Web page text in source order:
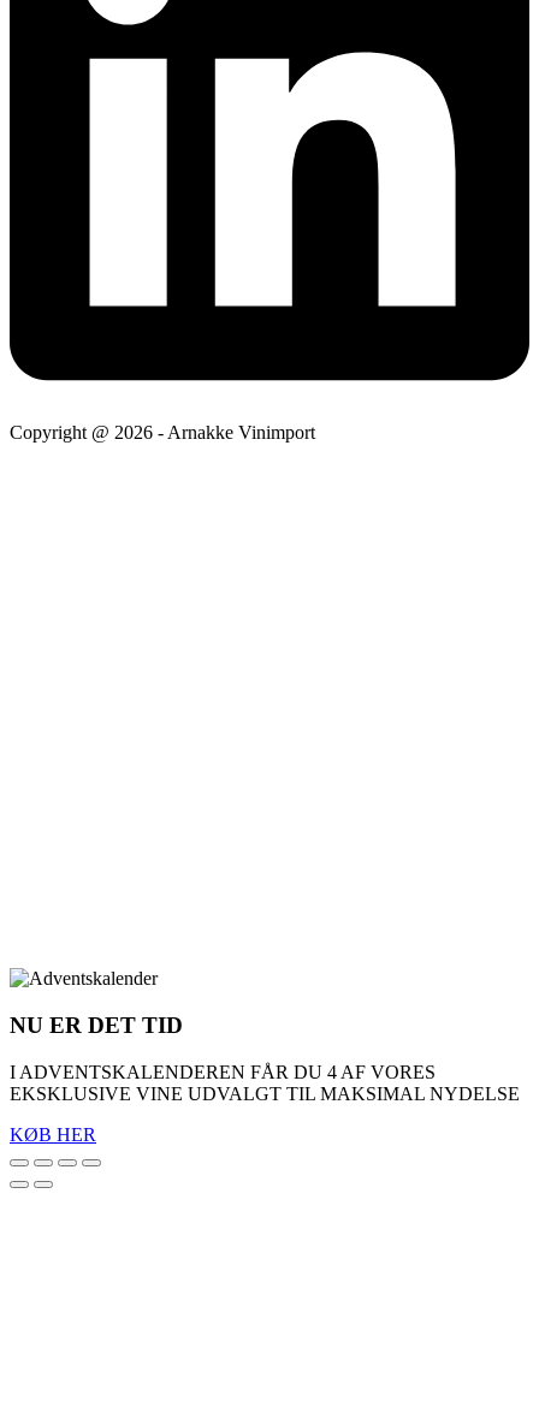
Copyright @ 2026 - Arnakke Vinimport
NU ER DET TID
I ADVENTSKALENDEREN FÅR DU 4 AF VORES
EKSKLUSIVE VINE UDVALGT TIL MAKSIMAL NYDELSE
KØB HER